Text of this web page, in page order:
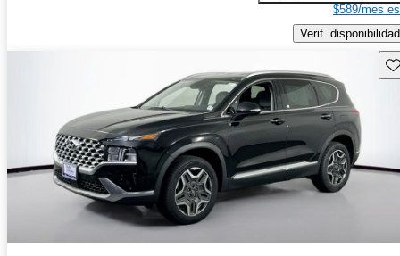
$589/mes
Verif. disponibilidad